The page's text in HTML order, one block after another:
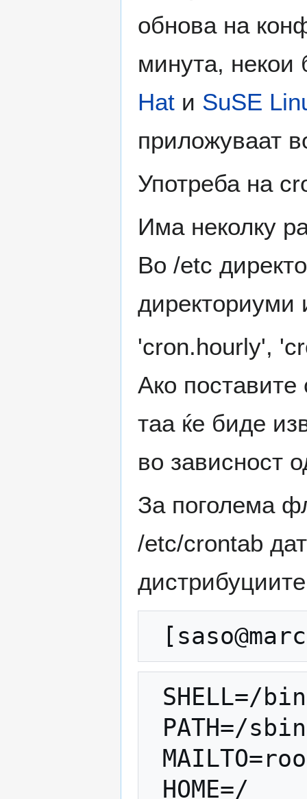
обнова на
минута, некои
Hat и SuSE
приложуваат
Употреба на
Има неколку
Во /etc
директориуми
'cron.hourly',
Ако
таа ќе биде
во зависност
За поголема
/etc/crontab